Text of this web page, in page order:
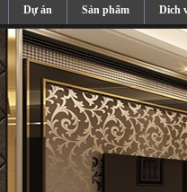
Dự án Sản phẩm Dich